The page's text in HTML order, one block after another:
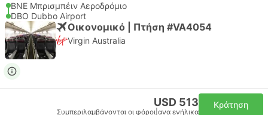
BNE Μπρισμπέιν Αεροδρόμιο
DBO Dubbo Airport
Οικονομικό | Πτήση #VA4054
Virgin Australia
USD 513
Συμπεριλαμβάνονται οι φόροι ανα ενήλικα
Κράτηση